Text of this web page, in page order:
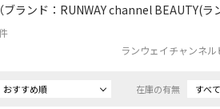
（ブランド：RUNWAY channel BEAUTY(ラ
ランウェイチャンネル
おすすめ順 在庫の有無 すべて